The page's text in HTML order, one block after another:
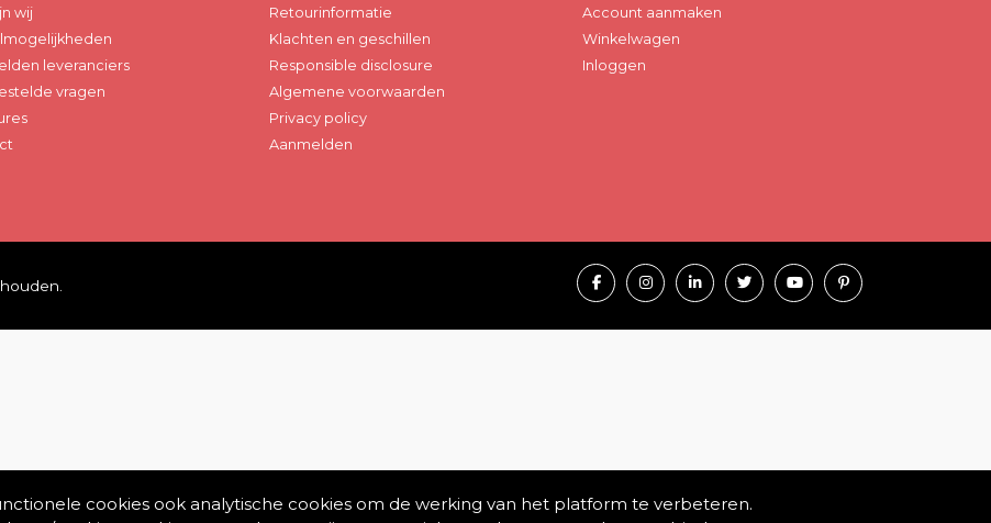
wij
leveranciers
vragen
Retourinformatie
Klachten en geschillen
Responsible disclosure
Algemene voorwaarden
Privacy policy
Aanmelden
Account aanmaken
Winkelwagen
Inloggen
cookies ook analytische cookies om de werking van het platform te verbeteren.